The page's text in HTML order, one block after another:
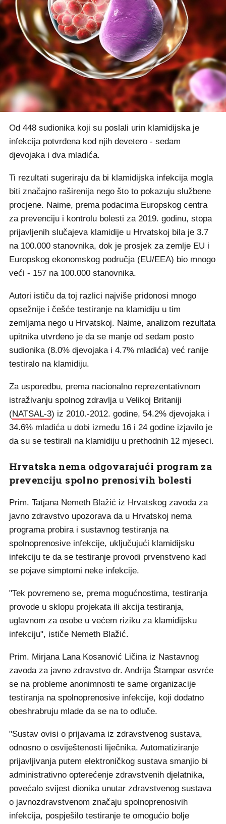
Od 448 sudionika koji su poslali urin klamidijska je
infekcija potvrđena kod njih devetero - sedam
djevojaka i dva mladića.
Ti rezultati sugeriraju da bi klamidijska infekcija mogla
biti značajno raširenija nego što to pokazuju službene
procjene. Naime, prema podacima Europskog centra
za prevenciju i kontrolu bolesti za 2019. godinu, stopa
prijavljenih slučajeva klamidije u Hrvatskoj bila je 3.7
na 100.000 stanovnika, dok je prosjek za zemlje EU i
Europskog ekonomskog područja (EU/EEA) bio mnogo
veći - 157 na 100.000 stanovnika.
Autori ističu da toj razlici najviše pridonosi mnogo
opsežnije i češće testiranje na klamidiju u tim
zemljama nego u Hrvatskoj. Naime, analizom rezultata
upitnika utvrđeno je da se manje od sedam posto
sudionika (8.0% djevojaka i 4.7% mladića) već ranije
testiralo na klamidiju.
Za usporedbu, prema nacionalno reprezentativnom
istraživanju spolnog zdravlja u Velikoj Britaniji
(NATSAL-3) iz 2010.-2012. godine, 54.2% djevojaka i
34.6% mladića u dobi između 16 i 24 godine izjavilo je
da su se testirali na klamidiju u prethodnih 12 mjeseci.
Hrvatska nema odgovarajući program za
prevenciju spolno prenosivih bolesti
Prim. Tatjana Nemeth Blažić iz Hrvatskog zavoda za
javno zdravstvo upozorava da u Hrvatskoj nema
programa probira i sustavnog testiranja na
spolnoprenosive infekcije, uključujući klamidijsku
infekciju te da se testiranje provodi prvenstveno kad
se pojave simptomi neke infekcije.
"Tek povremeno se, prema mogućnostima, testiranja
provode u sklopu projekata ili akcija testiranja,
uglavnom za osobe u većem riziku za klamidijsku
infekciju", ističe Nemeth Blažić.
Prim. Mirjana Lana Kosanović Ličina iz Nastavnog
zavoda za javno zdravstvo dr. Andrija Štampar osvrće
se na probleme anonimnosti te same organizacije
testiranja na spolnoprenosive infekcije, koji dodatno
obeshrabruju mlade da se na to odluče.
"Sustav ovisi o prijavama iz zdravstvenog sustava,
odnosno o osviještenosti liječnika. Automatiziranje
prijavljivanja putem elektroničkog sustava smanjio bi
administrativno opterećenje zdravstvenih djelatnika,
povećalo svijest dionika unutar zdravstvenog sustava
o javnozdravstvenom značaju spolnoprenosivih
infekcija, pospješilo testiranje te omogućio bolje